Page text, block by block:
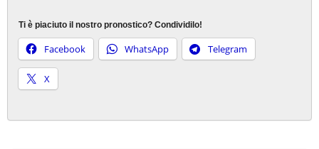
Ti è piaciuto il nostro pronostico? Condividilo!
Facebook WhatsApp Telegram
X